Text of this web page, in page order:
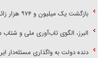
بازگشت یک میلیون و ۹۷۴ هزار زائر اربعین به کشور
البرز، الگوی تاب‌آوری ملی و شتاب
دنده دولت به واگذاری مسئله‌دار